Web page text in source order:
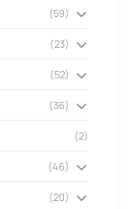
(59)
(23)
(52)
(36)
(2)
(46)
(20)